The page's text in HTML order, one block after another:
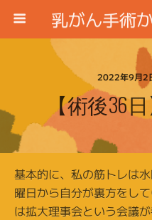
2022年9月2
【術後36
基本的に、私の筋トレは
曜日から自分が裏方をし
は拡大理事会という会議